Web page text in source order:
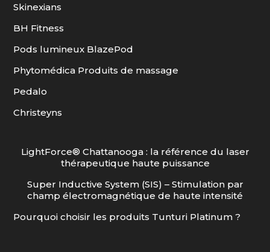
Skinexians
BH Fitness
Pods lumineux BlazePod
Phytomédica Produits de massage
Pedalo
Christeyns
LightForce® Chattanooga : la référence du laser
thérapeutique haute puissance
Super Inductive System (SIS) – Stimulation par
champ électromagnétique de haute intensité
Pourquoi choisir les produits Tunturi Platinum ?